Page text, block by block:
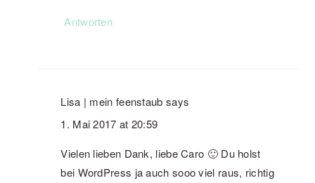
Antworten
Lisa | mein feenstaub says
1. Mai 2017 at 20:59
Vielen lieben Dank, liebe Caro 🙂 Du holst
bei WordPress ja auch sooo viel raus, richtig